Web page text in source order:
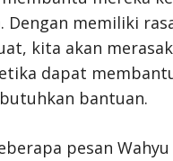
Dengan memiliki
kita akan
dapat
bantuan.
pesan